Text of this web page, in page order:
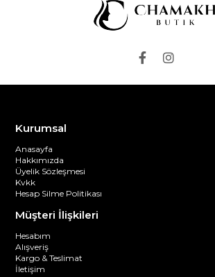
Kurumsal
Anasayfa
Hakkımızda
Üyelik Sözleşmesi
Kvkk
Hesap Silme Politikası
Müşteri İlişkileri
Hesabım
Alışveriş
Kargo & Teslimat
İletişim